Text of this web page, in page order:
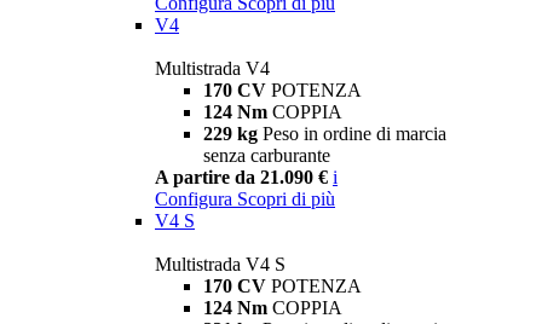
V4
Multistrada V4
170 CV POTENZA
124 Nm COPPIA
229 kg Peso in ordine di marcia
senza carburante
A partire da 21.090 € i
Configura Scopri di più
V4 S
Multistrada V4 S
170 CV POTENZA
124 Nm COPPIA